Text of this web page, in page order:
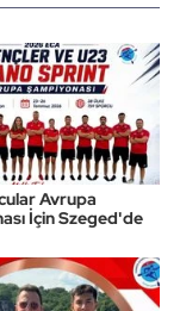
Avrupa
İçin Szeged'de